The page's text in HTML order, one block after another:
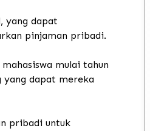
yang dapat
pinjaman pribadi.
mulai tahun
yang dapat mereka
pribadi untuk